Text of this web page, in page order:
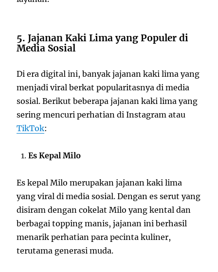
5. Jajanan Kaki Lima yang Populer di
Media Sosial
Di era digital ini, banyak jajanan kaki lima yang
menjadi viral berkat popularitasnya di media
sosial. Berikut beberapa jajanan kaki lima yang
sering mencuri perhatian di Instagram atau
TikTok:
Es Kepal Milo
Es kepal Milo merupakan jajanan kaki lima
yang viral di media sosial. Dengan es serut yang
disiram dengan cokelat Milo yang kental dan
berbagai topping manis, jajanan ini berhasil
menarik perhatian para pecinta kuliner,
terutama generasi muda.